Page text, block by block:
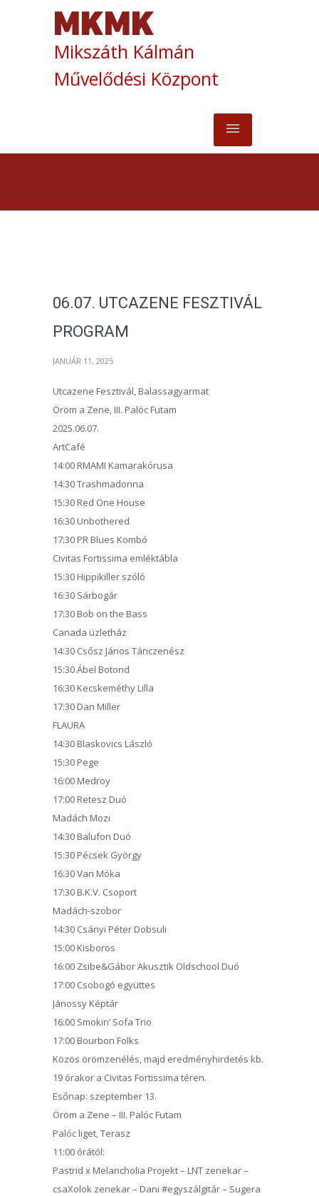
Mikszáth Kálmán
Művelődési Központ
06.07. UTCAZENE FESZTIVÁL
PROGRAM
JANUÁR 11, 2025
Utcazene Fesztivál, Balassagyarmat
Öröm a Zene, III. Palóc Futam
2025.06.07.
ArtCafé
14:00 RMAMI Kamarakórusa
14:30 Trashmadonna
15:30 Red One House
16:30 Unbothered
17:30 PR Blues Kombó
Civitas Fortissima emléktábla
15:30 Hippikiller szóló
16:30 Sárbogár
17:30 Bob on the Bass
Canada üzletház
14:30 Csősz János Tánczenész
15:30 Ábel Botond
16:30 Kecskeméthy Lilla
17:30 Dan Miller
FLAURA
14:30 Blaskovics László
15:30 Pege
16:00 Medroy
17:00 Retesz Duó
Madách Mozi
14:30 Balufon Duó
15:30 Pécsek György
16:30 Van Móka
17:30 B.K.V. Csoport
Madách-szobor
14:30 Csányi Péter Dobsuli
15:00 Kisboros
16:00 Zsibe&Gábor Akusztik Oldschool Duó
17:00 Csobogó együttes
Jánossy Képtár
16:00 Smokin’ Sofa Trio
17:00 Bourbon Folks
Közös örömzenélés, majd eredményhirdetés kb.
19 órakor a Civitas Fortissima téren.
Esőnap: szeptember 13.
Öröm a Zene – III. Palóc Futam
Palóc liget, Terasz
11:00 órától:
Pastrid x Melancholia Projekt – LNT zenekar –
csaXolok zenekar – Dani #egyszálgitár – Sugera